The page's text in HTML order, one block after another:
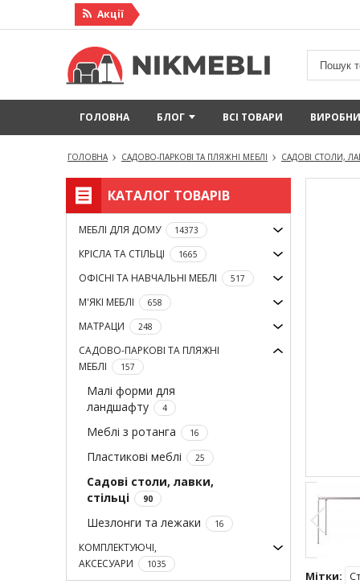
Акцiї
ГОЛОВНА БЛОГ ВСІ ТОВАРИ
ГОЛОВНА САДОВО-ПАРКОВІ ТА ПЛЯЖНІ МЕБЛІ САДОВІ СТОЛИ,
КАТАЛОГ ТОВАРІВ
МЕБЛІ ДЛЯ ДОМУ 14373
КРІСЛА ТА СТІЛЬЦІ 1665
ОФІСНІ ТА НАВЧАЛЬНІ МЕБЛІ 517
М'ЯКІ МЕБЛІ 658
МАТРАЦИ 248
САДОВО-ПАРКОВІ ТА ПЛЯЖНІ
МЕБЛІ
157
Малі форми для
ландшафту
4
Меблі з ротанга 16
Пластикові меблі 25
Садові столи, лавки,
стільці
90
Шезлонги та лежаки 16
КОМПЛЕКТУЮЧІ,
АКСЕСУАРИ
1035
Мітки: